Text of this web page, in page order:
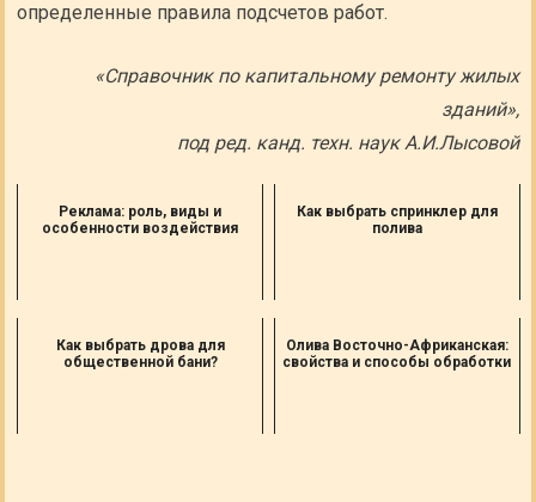
определенные правила подсчетов работ.
«Справочник по капитальному ремонту жилых
зданий»,
под ред. канд. техн. наук А.И.Лысовой
Реклама: роль, виды и
особенности воздействия
Как выбрать спринклер для
полива
Как выбрать дрова для
общественной бани?
Олива Восточно-Африканская:
свойства и способы обработки